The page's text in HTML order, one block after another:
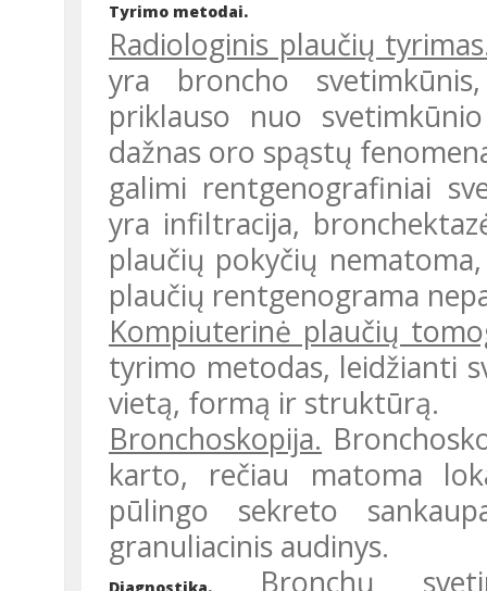
Tyrimo metodai.
Radiologinis plaučių
yra broncho
priklauso nuo
dažnas oro spąstų
galimi rentgenografiniai
yra infiltracija,
plaučių pokyčių
plaučių rentgenograma
Kompiuterinė plaučių
tyrimo metodas, leidžianti
vietą, formą ir struktūrą.
Bronchoskopija.
karto, rečiau matoma
pūlingo sekreto
granuliacinis audinys.
Bronchų